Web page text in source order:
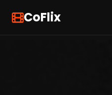
CoFlix